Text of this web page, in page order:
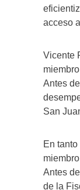
acceso
Vicente
Antes
San
En
Antes
de la